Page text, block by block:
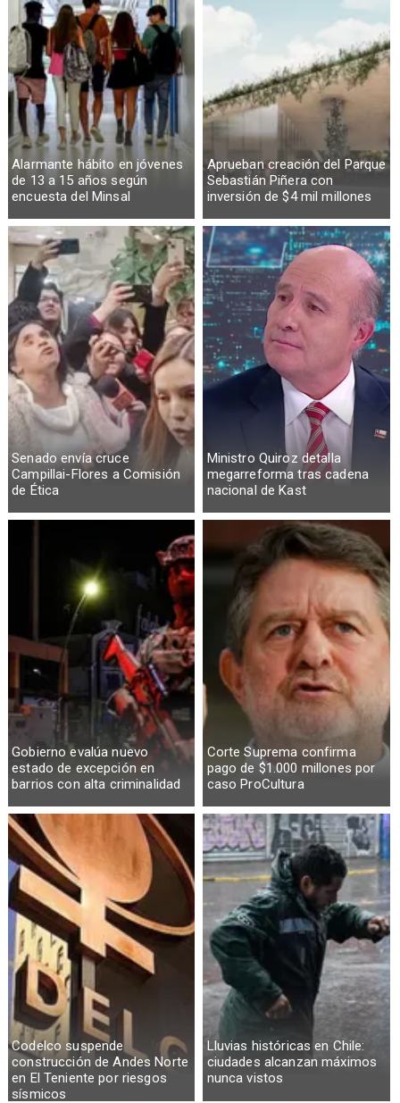
Alarmante hábito en jóvenes
de 13 a 15 años según
encuesta del Minsal
Aprueban creación del Parque
Sebastián Piñera con
inversión de $4 mil millones
Senado envía cruce
Campillai-Flores a Comisión
de Ética
Ministro Quiroz detalla
megarreforma tras cadena
nacional de Kast
Gobierno evalúa nuevo
estado de excepción en
barrios con alta criminalidad
Corte Suprema confirma
pago de $1.000 millones por
caso ProCultura
Codelco suspende
construcción de Andes Norte
en El Teniente por riesgos
sísmicos
Lluvias históricas en Chile:
ciudades alcanzan máximos
nunca vistos